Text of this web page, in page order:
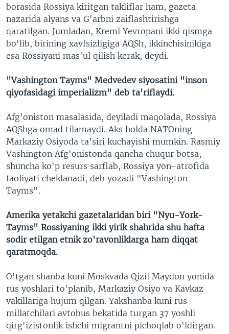
borasida Rossiya kiritgan takliflar ham, gazeta
nazarida alyans va G'arbni zaiflashtirishga
qaratilgan. Jumladan, Kreml Yevropani ikki qismga
bo'lib, birining xavfsizligiga AQSh, ikkinchisinikiga
esa Rossiyani mas'ul qilish kerak, deydi.
"Vashington Tayms" Medvedev siyosatini "inson
qiyofasidagi imperializm" deb ta'riflaydi.
Afg'oniston masalasida, deyiladi maqolada, Rossiya
AQShga omad tilamaydi. Aks holda NATOning
Markaziy Osiyoda ta'siri kuchayishi mumkin. Rasmiy
Vashington Afg'onistonda qancha chuqur botsa,
shuncha ko'p resurs sarflab, Rossiya yon-atrofida
faoliyati cheklanadi, deb yozadi "Vashington
Tayms".
Amerika yetakchi gazetalaridan biri "Nyu-York-
Tayms" Rossiyaning ikki yirik shahrida shu hafta
sodir etilgan etnik zo'ravonliklarga ham diqqat
qaratmoqda.
O'tgan shanba kuni Moskvada Qizil Maydon yonida
rus yoshlari to'planib, Markaziy Osiyo va Kavkaz
vakillariga hujum qilgan. Yakshanba kuni rus
millatchilari avtobus bekatida turgan 37 yoshli
qirg'izistonlik ishchi migrantni pichoqlab o'ldirgan.